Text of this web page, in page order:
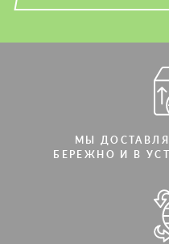
МЫ
БЕРЕЖНО И В